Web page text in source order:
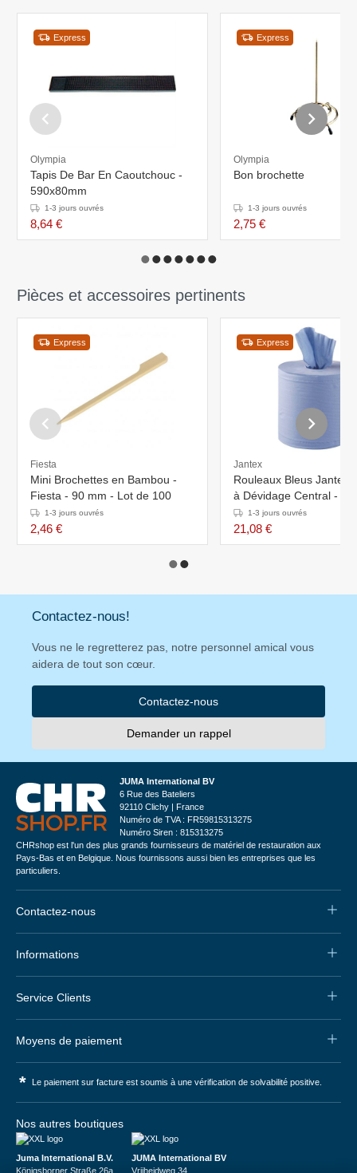
Express
Olympia
Tapis De Bar En Caoutchouc -
590x80mm
1-3 jours ouvrés
8,64 €
Express
Olympia
Bon brochette
1-3 jours ouvrés
2,75 €
Pièces et accessoires pertinents
Express
Fiesta
Mini Brochettes en Bambou -
Fiesta - 90 mm - Lot de 100
1-3 jours ouvrés
2,46 €
Express
Jantex
Rouleaux Bleus Jantex
à Dévidage Central -
1-3 jours ouvrés
21,08 €
Contactez-nous!
Vous ne le regretterez pas, notre personnel amical vous
aidera de tout son cœur.
Contactez-nous
Demander un rappel
JUMA International BV
6 Rue des Bateliers
92110 Clichy | France
Numéro de TVA : FR59815313275
Numéro Siren : 815313275
CHRshop est l'un des plus grands fournisseurs de matériel de restauration aux
Pays-Bas et en Belgique. Nous fournissons aussi bien les entreprises que les
particuliers.
Contactez-nous
Informations
Service Clients
Moyens de paiement
* Le paiement sur facture est soumis à une vérification de solvabilité positive.
Nos autres boutiques
Juma International B.V.
Königsborner Straße 26a
JUMA International BV
Vrijheidweg 34